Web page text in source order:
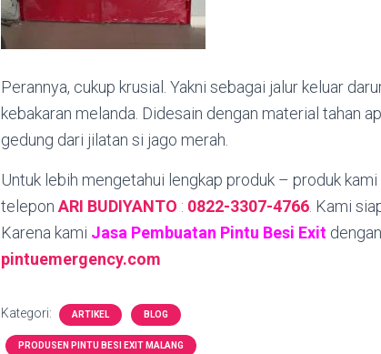
Perannya, cukup krusial. Yakni sebagai jalur keluar
kebakaran melanda. Didesain dengan material tahan
gedung dari jilatan si jago merah.
Untuk lebih mengetahui lengkap produk – produk
telepon ARI BUDIYANTO : 0822-3307-4766 Kami
Karena kami Jasa Pembuatan Pintu Besi Exit
pintuemergency.com
Kategori: ARTIKEL BLOG
PRODUSEN PINTU BESI EXIT MALANG